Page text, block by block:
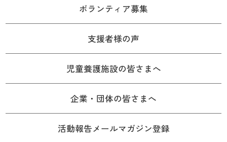
ボランティア募集
支援者様の声
児童養護施設の皆さまへ
企業・団体の皆さまへ
活動報告メールマガジン登録